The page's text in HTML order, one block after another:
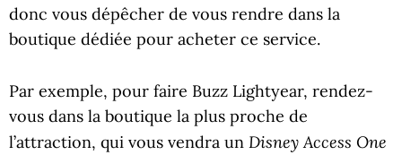
donc vous dépêcher de vous rendre dans la
boutique dédiée pour acheter ce service.
Par exemple, pour faire Buzz Lightyear, rendez-
vous dans la boutique la plus proche de
l’attraction, qui vous vendra un Disney Access One